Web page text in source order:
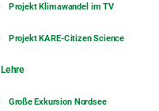
Projekt Klimawandel im TV
Projekt KARE-Citizen Science
Lehre
Große Exkursion Nordsee